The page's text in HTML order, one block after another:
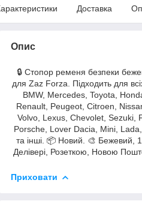
Доставка
Опис
🔒 Стопор ременя безпеки
для Zaz Forza. Підходить для
BMW, Mercedes, Toyota,
Renault, Peugeot, Citroen,
Volvo, Lexus, Chevolet, Sezuki,
Porsche, Lover Dacia, Mini,
та інші. 📦 Новий. 🎨 Бежевий,
Делівері, Розеткою, Новою
Приховати